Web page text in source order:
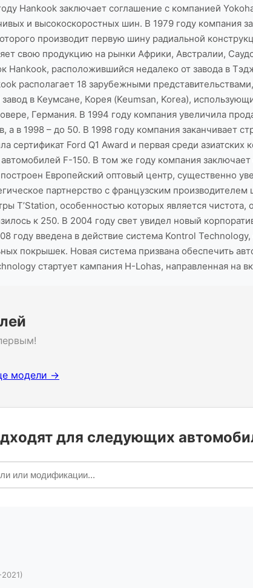
Hankook заключает соглашение с компанией
и высокоскоростных шин. В 1979 году компания
производит первую шину радиальной
свою продукцию на рынки Африки, Австралии,
Hankook, расположившийся недалеко от завода в
располагает 18 зарубежными
в Кеумсане, Корея (Keumsan, Korea),
Германия. В 1994 году компания увеличила
а в 1998 – до 50. В 1998 году компания заканчивает
сертификат Ford Q1 Award и первая среди
F-150. В том же году компания
Европейский оптовый центр, существенно
партнерство с французским
T’Station, особенностью которых является
к 250. В 2004 году свет увидел новый
году введена в действие система Kontrol
покрышек. Новая система призвана обеспечить
стартует кампания H-Lohas, направленная на
модели →
для следующих